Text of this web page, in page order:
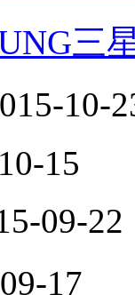
三
10-
15
09-22
17